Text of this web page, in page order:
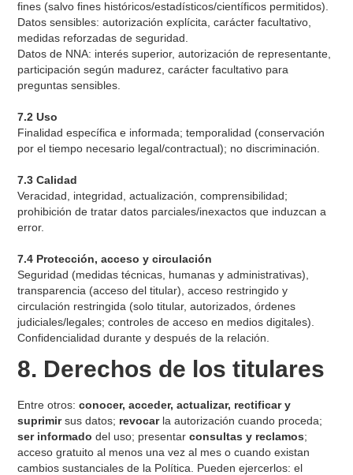
fines (salvo fines históricos/estadísticos/científicos permitidos).
Datos sensibles: autorización explícita, carácter facultativo,
medidas reforzadas de seguridad.
Datos de NNA: interés superior, autorización de representante,
participación según madurez, carácter facultativo para
preguntas sensibles.
7.2 Uso
Finalidad específica e informada; temporalidad (conservación
por el tiempo necesario legal/contractual); no discriminación.
7.3 Calidad
Veracidad, integridad, actualización, comprensibilidad;
prohibición de tratar datos parciales/inexactos que induzcan a
error.
7.4 Protección, acceso y circulación
Seguridad (medidas técnicas, humanas y administrativas),
transparencia (acceso del titular), acceso restringido y
circulación restringida (solo titular, autorizados, órdenes
judiciales/legales; controles de acceso en medios digitales).
Confidencialidad durante y después de la relación.
8. Derechos de los titulares
Entre otros:conocer, acceder, actualizar, rectificar y
suprimirsus datos; revocarla autorización cuando proceda;
ser informado del uso; presentarconsultas y reclamos;
acceso gratuito al menos una vez al mes o cuando existan
cambios sustanciales de la Política. Pueden ejercerlos: el